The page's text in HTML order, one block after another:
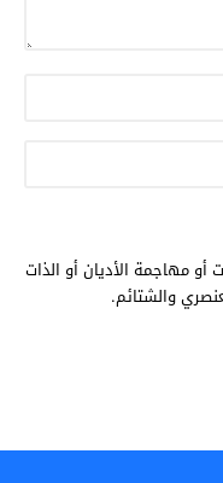
مهاجمة الأديان أو الذات
والشتائم.